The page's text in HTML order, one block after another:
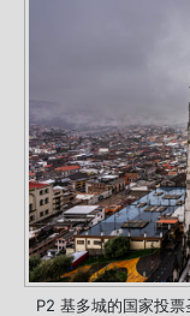
P2 基多城的国家投